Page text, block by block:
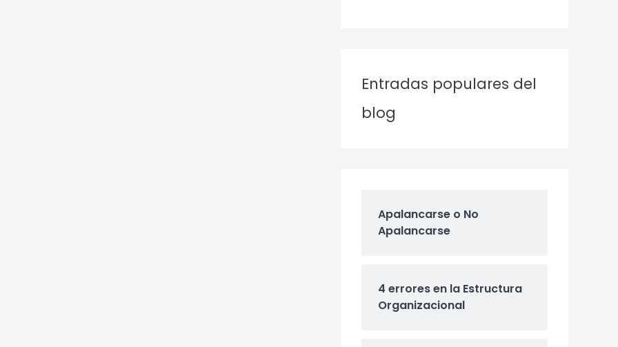
Entradas populares del
blog
Apalancarse o No
Apalancarse
4 errores en la Estructura
Organizacional